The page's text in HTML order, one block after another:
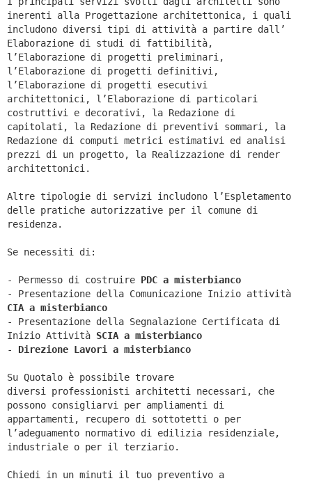
inerenti alla Progettazione architettonica, i quali
includono diversi tipi di attività a partire dall’
Elaborazione di studi di fattibilità,
l’Elaborazione di progetti preliminari,
l’Elaborazione di progetti definitivi,
l’Elaborazione di progetti esecutivi
architettonici, l’Elaborazione di particolari
costruttivi e decorativi, la Redazione di
capitolati, la Redazione di preventivi sommari, la
Redazione di computi metrici estimativi ed analisi
prezzi di un progetto, la Realizzazione di render
architettonici.
Altre tipologie di servizi includono l’Espletamento
delle pratiche autorizzative per il comune di
residenza.
Se necessiti di:
- Permesso di costruire PDC a misterbianco
- Presentazione della Comunicazione Inizio attività
CIA a misterbianco
- Presentazione della Segnalazione Certificata di
Inizio Attività SCIA a misterbianco
- Direzione Lavori a misterbianco
Su Quotalo è possibile trovare
diversi professionisti architetti necessari, che
possono consigliarvi per ampliamenti di
appartamenti, recupero di sottotetti o per
l’adeguamento normativo di edilizia residenziale,
industriale o per il terziario.
Chiedi in un minuti il tuo preventivo a